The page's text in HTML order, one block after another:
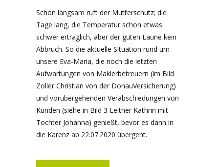
Schön langsam ruft der Mutterschutz; die
Tage lang, die Temperatur schon etwas
schwer erträglich, aber der guten Laune kein
Abbruch. So die aktuelle Situation rund um
unsere Eva-Maria, die noch die letzten
Aufwartungen von Maklerbetreuern (im Bild
Zoller Christian von der DonauVersicherung)
und vorübergehenden Verabschiedungen von
Kunden (siehe in Bild 3 Leitner Kathrin mit
Tochter Johanna) genießt, bevor es dann in
die Karenz ab 22.07.2020 übergeht.